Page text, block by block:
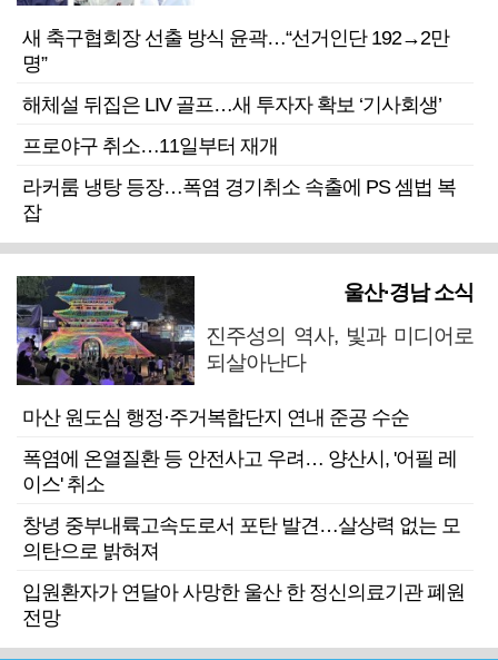
새 축구협회장 선출 방식 윤곽…“선거인단 192→2만
명”
해체설 뒤집은 LIV 골프…새 투자자 확보 ‘기사회생’
프로야구 취소…11일부터 재개
라커룸 냉탕 등장…폭염 경기취소 속출에 PS 셈법 복
잡
울산·경남 소식
진주성의 역사, 빛과 미디어로
되살아난다
마산 원도심 행정·주거복합단지 연내 준공 수순
폭염에 온열질환 등 안전사고 우려… 양산시, '어필 레
이스' 취소
창녕 중부내륙고속도로서 포탄 발견…살상력 없는 모
의탄으로 밝혀져
입원환자가 연달아 사망한 울산 한 정신의료기관 폐원
전망